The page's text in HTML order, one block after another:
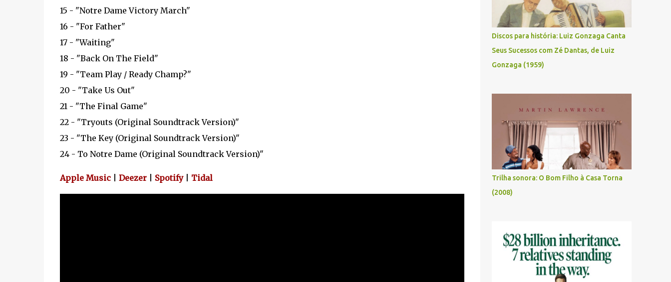
15 - "Notre Dame Victory March"
16 - "For Father"
17 - "Waiting"
18 - "Back On The Field"
19 - "Team Play / Ready Champ?"
20 - "Take Us Out"
21 - "The Final Game"
22 - "Tryouts (Original Soundtrack Version)"
23 - "The Key (Original Soundtrack Version)"
24 - To Notre Dame (Original Soundtrack Version)"
Apple Music| Deezer| Spotify| Tidal
Discos para história: Luiz Gonzaga Canta
Seus Sucessos com Zé Dantas, de Luiz
Gonzaga (1959)
Trilha sonora: O Bom Filho à Casa Torna
(2008)